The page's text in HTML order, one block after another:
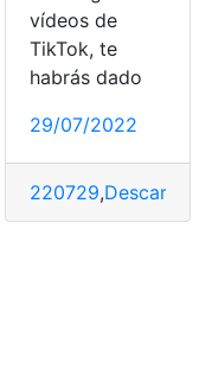
TikTok,tv,Vídeos
vídeos de
TikTok, te
habrás dado
29/07/2022
220729,Descargar